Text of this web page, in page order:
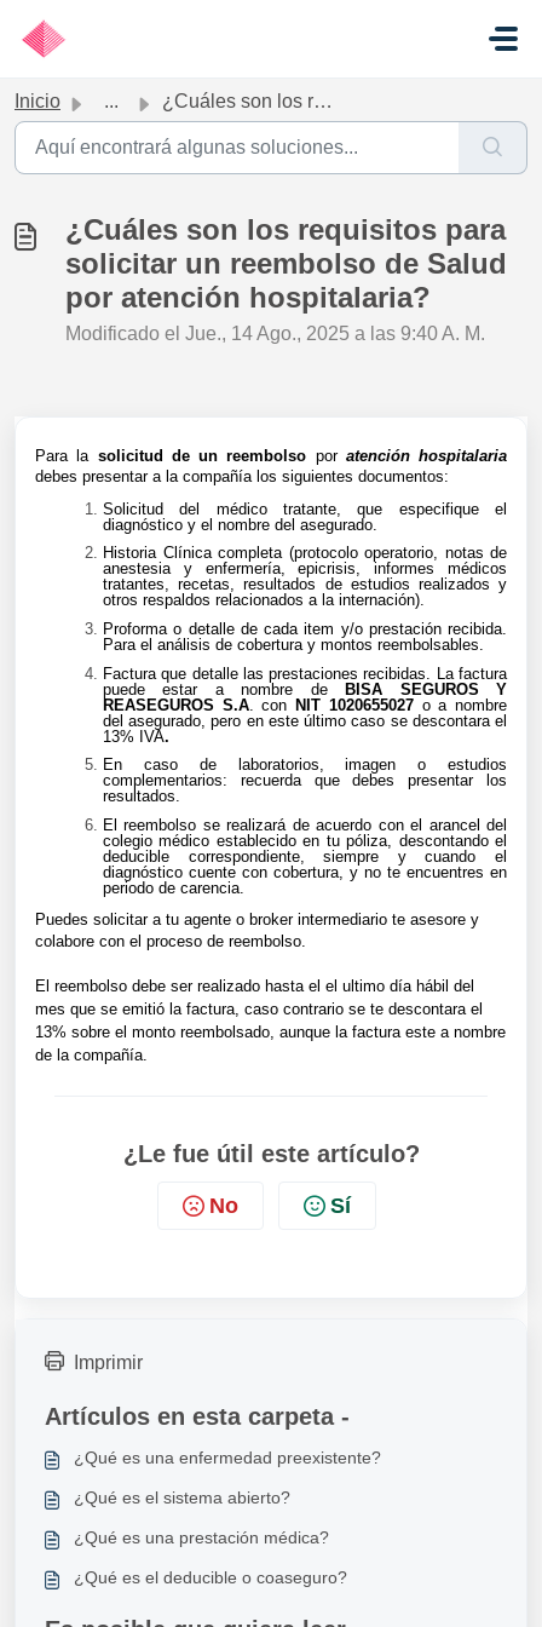
Inicio ... ¿Cuáles son los requisitos para solicitar un reembolso de...
¿Cuáles son los requisitos para
solicitar un reembolso de Salud
por atención hospitalaria?
Modificado el Jue., 14 Ago., 2025 a las 9:40 A. M.
Para la solicitud de un reembolso por atención hospitalaria
debes presentar a la compañía los siguientes documentos:
Solicitud del médico tratante, que especifique el
diagnóstico y el nombre del asegurado.
Historia Clínica completa (protocolo operatorio, notas de
anestesia y enfermería, epicrisis, informes médicos
tratantes, recetas, resultados de estudios realizados y
otros respaldos relacionados a la internación).
Proforma o detalle de cada item y/o prestación recibida.
Para el análisis de cobertura y montos reembolsables.
Factura que detalle las prestaciones recibidas. La factura
puede estar a nombre deBISA SEGUROS Y
REASEGUROS S.A. conNIT 1020655027o a nombre
del asegurado, pero en este último caso se descontara el
13% IVA.
En caso de laboratorios, imagen o estudios
complementarios: recuerda que debes presentar los
resultados.
El reembolso se realizará de acuerdo con el arancel del
colegio médico establecido en tu póliza, descontando el
deducible correspondiente, siempre y cuando el
diagnóstico cuente con cobertura, y no te encuentres en
periodo de carencia.
Puedes solicitar a tu agente o broker intermediario te asesore y
colabore con el proceso de reembolso.
El reembolso debe ser realizado hasta el el ultimo día hábil del
mes que se emitió la factura, caso contrario se te descontara el
13% sobre el monto reembolsado , aunque la factura este a nombre
de la compañía.
¿Le fue útil este artículo?
No Sí
Imprimir
Artículos en esta carpeta -
¿Qué es una enfermedad preexistente?
¿Qué es el sistema abierto?
¿Qué es una prestación médica?
¿Qué es el deducible o coaseguro?